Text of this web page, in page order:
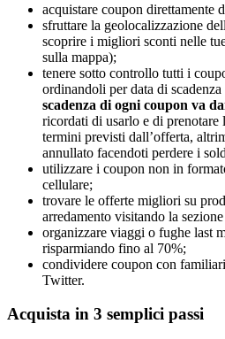
acquistare coupon direttamente
sfruttare la geolocalizzazione
scoprire i migliori sconti nelle
sulla mappa);
tenere sotto controllo tutti i
ordinandoli per data di
scadenza di ogni coupon va
ricordati di usarlo e di prenotare
termini previsti dall’offerta,
annullato facendoti perdere i
utilizzare i coupon non in
cellulare;
trovare le offerte migliori su
arredamento visitando la
organizzare viaggi o fughe last
risparmiando fino al 70%;
condividere coupon con
Twitter.
Acquista in 3 semplici passi